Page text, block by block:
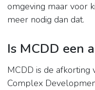
omgeving maar voor
meer nodig dan dat.
Is MCDD een
MCDD is de
Complex